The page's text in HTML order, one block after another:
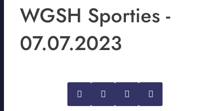
WGSH Sporties -
07.07.2023